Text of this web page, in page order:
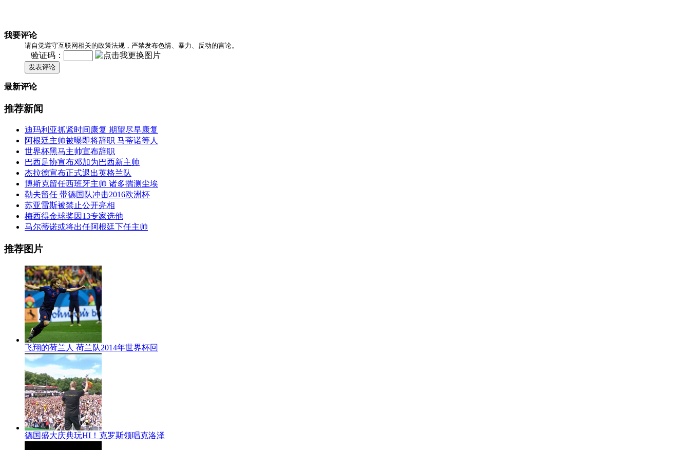
我要评论
请自觉遵守互联网相关的政策法规，严禁发布色情、暴力、反动的言论。
验证码：
发表评论
最新评论
推荐新闻
迪玛利亚抓紧时间康复 期望尽早康复
阿根廷主帅被曝即将辞职 马蒂诺等人
世界杯黑马主帅宣布辞职
巴西足协宣布邓加为巴西新主帅
杰拉德宣布正式退出英格兰队
博斯克留任西班牙主帅 诸多揣测尘埃
勒夫留任 带德国队冲击2016欧洲杯
苏亚雷斯被禁止公开亮相
梅西得金球奖因13专家选他
马尔蒂诺或将出任阿根廷下任主帅
推荐图片
飞翔的荷兰人 荷兰队2014年世界杯回
德国盛大庆典玩HI！克罗斯领唱克洛泽